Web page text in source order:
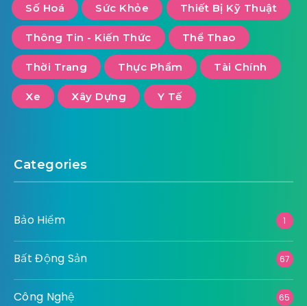
Số Hoá Sức Khỏe Thiết Bị Kỹ Thuật
Thông Tin - Kiến Thức Thể Thao
Thời Trang Thực Phẩm Tài Chính
Xe Xây Dựng Y Tế
Categories
Bảo Hiểm 1
Bất Động Sản 67
Công Nghệ 65